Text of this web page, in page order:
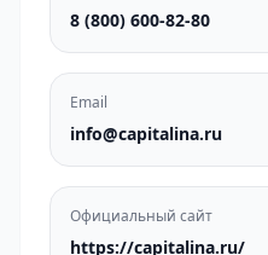
8 (800) 600-82-80
Email
info@capitalina.ru
Официальный сайт
https://capitalina.ru/